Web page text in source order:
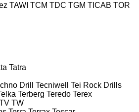
TAWI TCM TDC TGM TICAB TOR
Tatra
Drill Tecniwell
Tei Rock Drills
Terberg Teredo Terex
TW